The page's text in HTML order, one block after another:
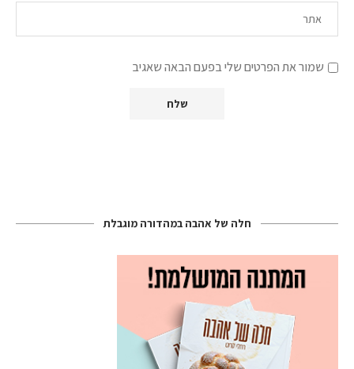
שמור את הפרטים שלי בפעם הבאה שאגיב
חלה של אהבה במהדורה מוגבלת